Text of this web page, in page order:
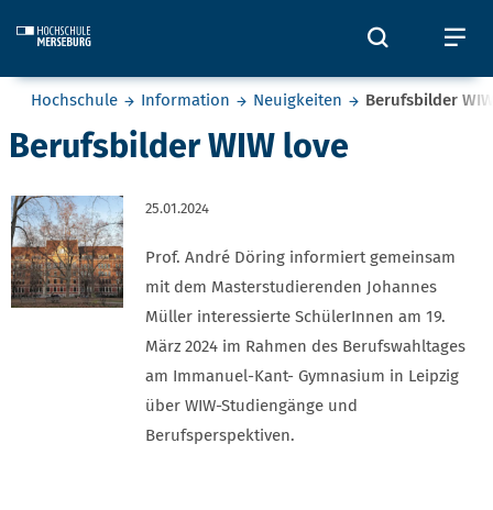
Öffnet
Sie befinden sich hier:
Hochschule Information Neuigkeiten Berufsbilder
Berufsbilder WIW love
25.01.2024
Prof. André Döring informiert gemeinsam
mit dem Masterstudierenden Johannes
Müller interessierte SchülerInnen am 19.
März 2024 im Rahmen des Berufswahltages
am Immanuel-Kant- Gymnasium in Leipzig
über WIW-Studiengänge und
Berufsperspektiven.